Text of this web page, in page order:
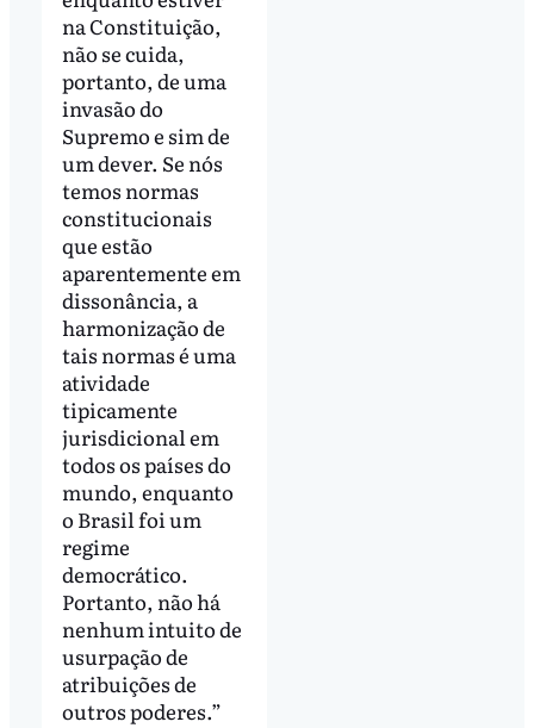
na Constituição,
não se cuida,
portanto, de uma
invasão do
Supremo e sim de
um dever. Se nós
temos normas
constitucionais
que estão
aparentemente em
dissonância, a
harmonização de
tais normas é uma
atividade
tipicamente
jurisdicional em
todos os países do
mundo, enquanto
o Brasil foi um
regime
democrático.
Portanto, não há
nenhum intuito de
usurpação de
atribuições de
outros poderes.”